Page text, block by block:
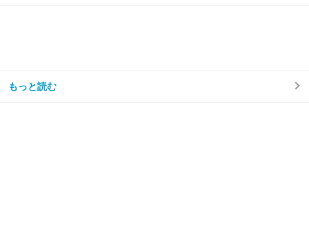
が1人。 毎日時間との戦い。 私は仕事終わりに家事を
楽しくテキパキとできる方ではない。ついだらけてし
もっと読む